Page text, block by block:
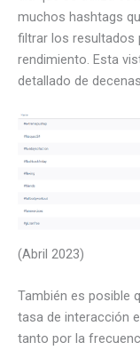
muchos hashtags
filtrar los resultados
rendimiento. Esta
detallado de
(Abril 2023)
También es posible
tasa de interacción
tanto por la